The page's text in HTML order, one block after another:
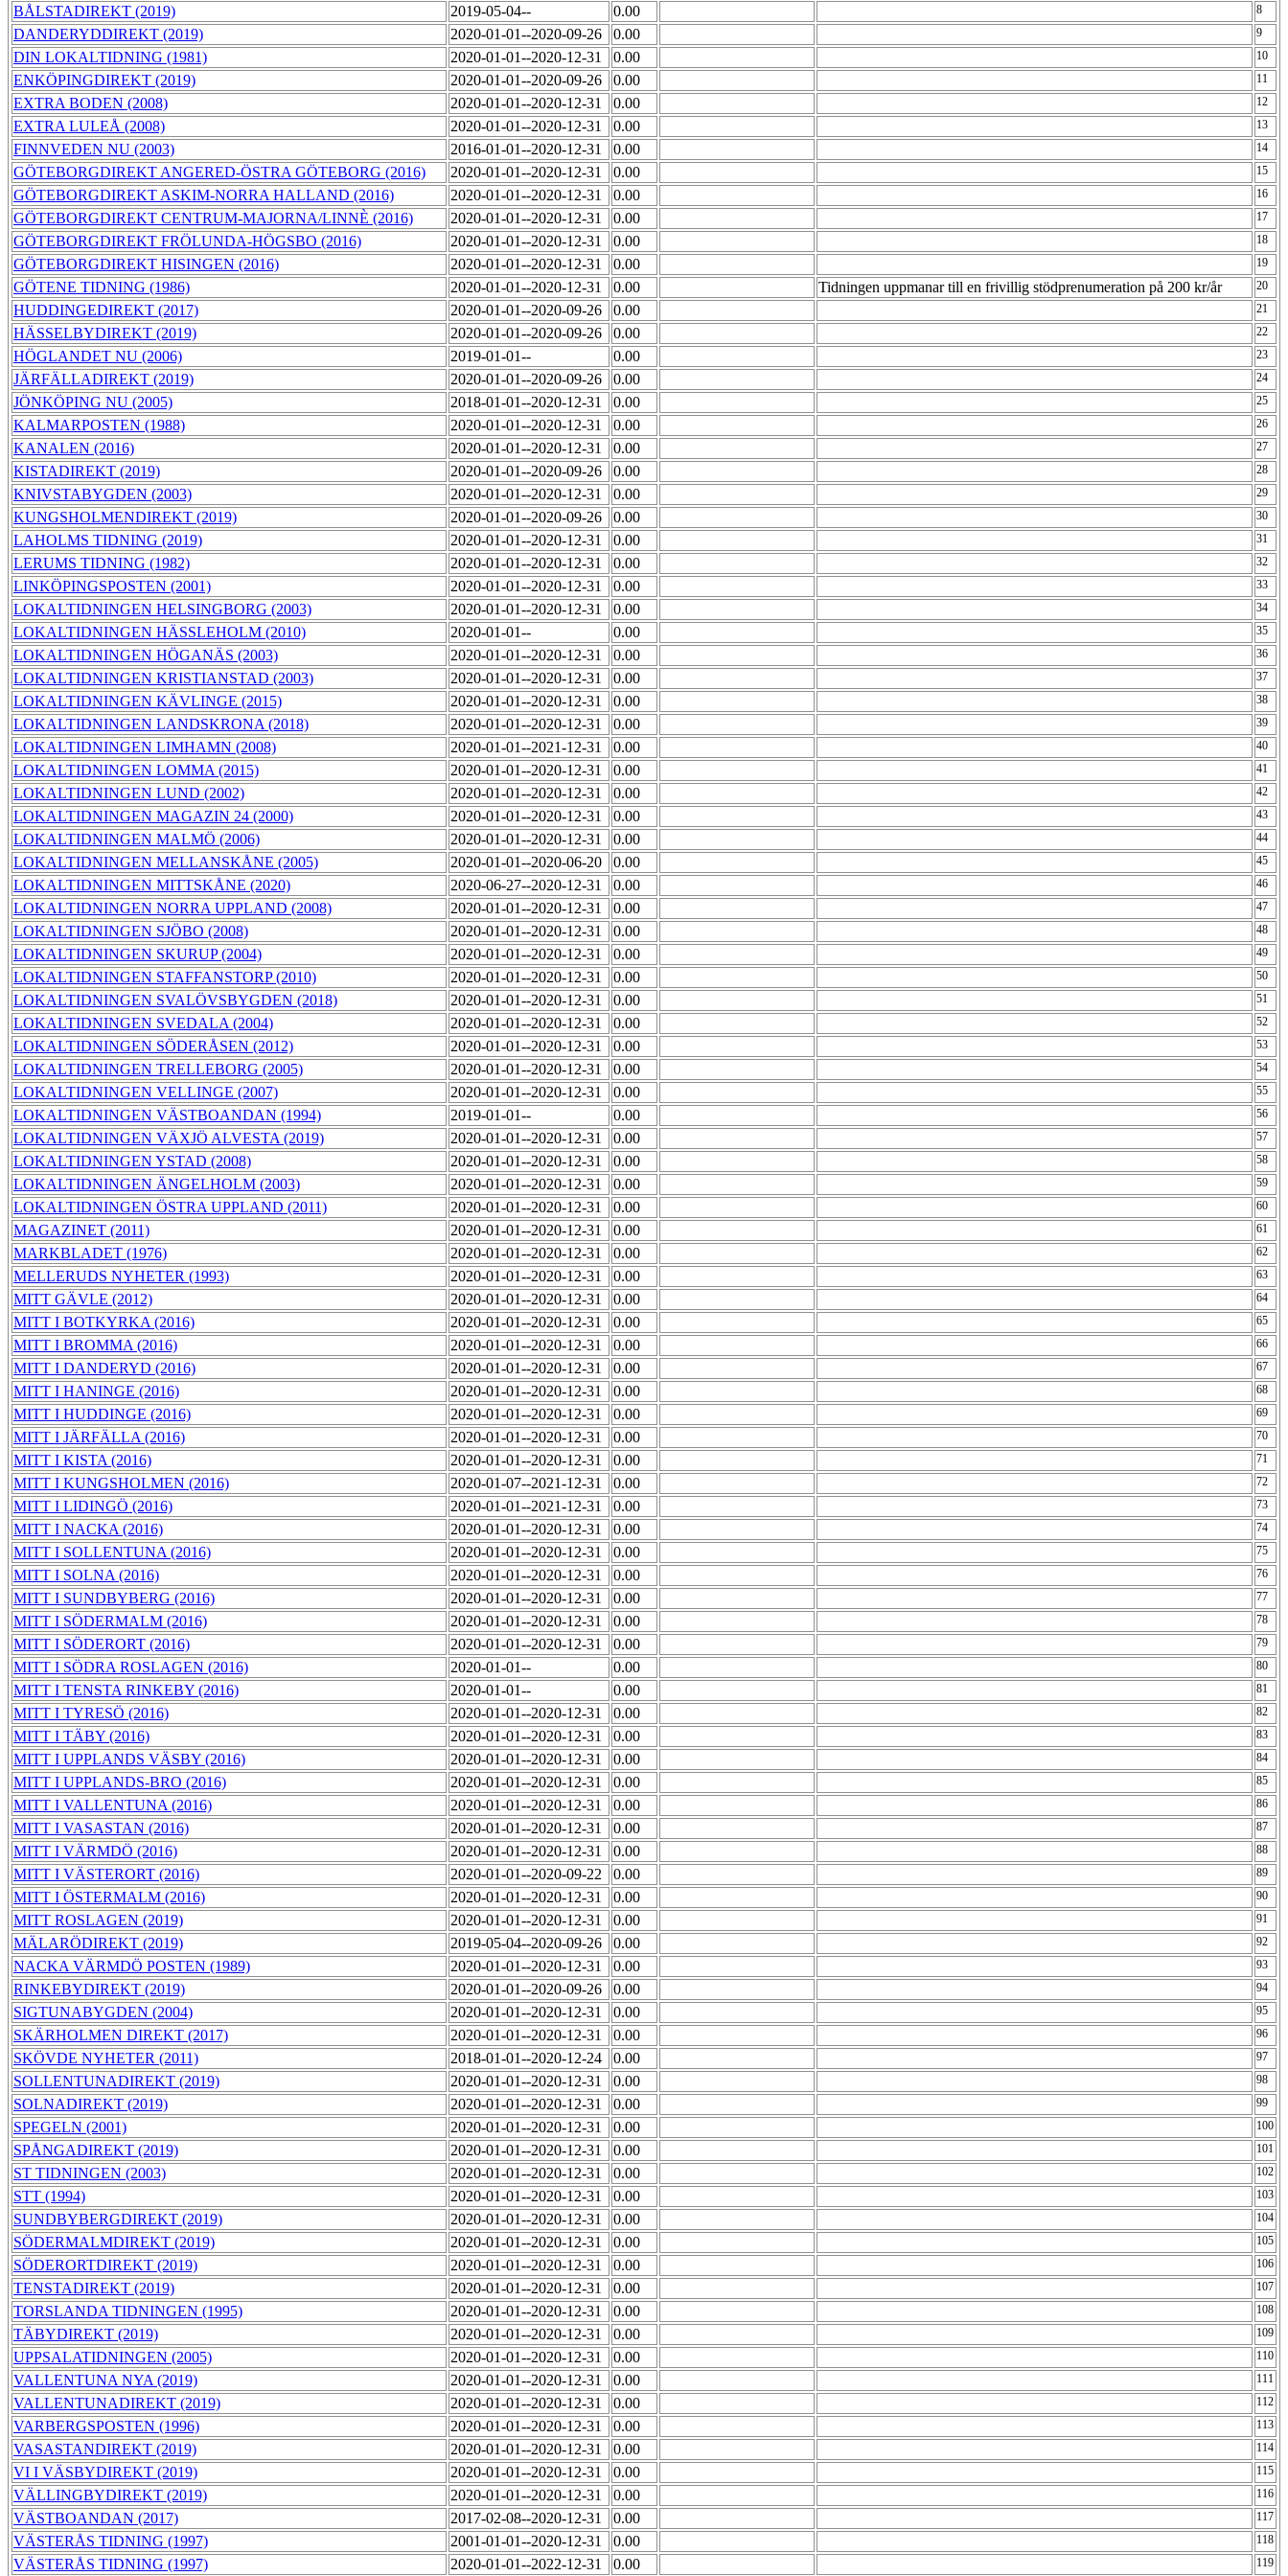
BÅLSTADIREKT (2019) 2019-05-04-- 0.00 8
DANDERYDDIREKT (2019) 2020-01-01--2020-09-26 0.00 9
DIN LOKALTIDNING (1981) 2020-01-01--2020-12-31 0.00 10
ENKÖPINGDIREKT (2019) 2020-01-01--2020-09-26 0.00 11
EXTRA BODEN (2008) 2020-01-01--2020-12-31 0.00 12
EXTRA LULEÅ (2008) 2020-01-01--2020-12-31 0.00 13
FINNVEDEN NU (2003) 2016-01-01--2020-12-31 0.00 14
GÖTEBORGDIREKT ANGERED-ÖSTRA GÖTEBORG (2016) 2020-01-01--2020-12-31 0.00 15
GÖTEBORGDIREKT ASKIM-NORRA HALLAND (2016) 2020-01-01--2020-12-31 0.00 16
GÖTEBORGDIREKT CENTRUM-MAJORNA/LINNÈ (2016) 2020-01-01--2020-12-31 0.00 17
GÖTEBORGDIREKT FRÖLUNDA-HÖGSBO (2016) 2020-01-01--2020-12-31 0.00 18
GÖTEBORGDIREKT HISINGEN (2016) 2020-01-01--2020-12-31 0.00 19
GÖTENE TIDNING (1986) 2020-01-01--2020-12-31 0.00 Tidningen uppmanar till en frivillig stödprenumeration på 200 kr/år 20
HUDDINGEDIREKT (2017) 2020-01-01--2020-09-26 0.00 21
HÄSSELBYDIREKT (2019) 2020-01-01--2020-09-26 0.00 22
HÖGLANDET NU (2006) 2019-01-01-- 0.00 23
JÄRFÄLLADIREKT (2019) 2020-01-01--2020-09-26 0.00 24
JÖNKÖPING NU (2005) 2018-01-01--2020-12-31 0.00 25
KALMARPOSTEN (1988) 2020-01-01--2020-12-31 0.00 26
KANALEN (2016) 2020-01-01--2020-12-31 0.00 27
KISTADIREKT (2019) 2020-01-01--2020-09-26 0.00 28
KNIVSTABYGDEN (2003) 2020-01-01--2020-12-31 0.00 29
KUNGSHOLMENDIREKT (2019) 2020-01-01--2020-09-26 0.00 30
LAHOLMS TIDNING (2019) 2020-01-01--2020-12-31 0.00 31
LERUMS TIDNING (1982) 2020-01-01--2020-12-31 0.00 32
LINKÖPINGSPOSTEN (2001) 2020-01-01--2020-12-31 0.00 33
LOKALTIDNINGEN HELSINGBORG (2003) 2020-01-01--2020-12-31 0.00 34
LOKALTIDNINGEN HÄSSLEHOLM (2010) 2020-01-01-- 0.00 35
LOKALTIDNINGEN HÖGANÄS (2003) 2020-01-01--2020-12-31 0.00 36
LOKALTIDNINGEN KRISTIANSTAD (2003) 2020-01-01--2020-12-31 0.00 37
LOKALTIDNINGEN KÄVLINGE (2015) 2020-01-01--2020-12-31 0.00 38
LOKALTIDNINGEN LANDSKRONA (2018) 2020-01-01--2020-12-31 0.00 39
LOKALTIDNINGEN LIMHAMN (2008) 2020-01-01--2021-12-31 0.00 40
LOKALTIDNINGEN LOMMA (2015) 2020-01-01--2020-12-31 0.00 41
LOKALTIDNINGEN LUND (2002) 2020-01-01--2020-12-31 0.00 42
LOKALTIDNINGEN MAGAZIN 24 (2000) 2020-01-01--2020-12-31 0.00 43
LOKALTIDNINGEN MALMÖ (2006) 2020-01-01--2020-12-31 0.00 44
LOKALTIDNINGEN MELLANSKÅNE (2005) 2020-01-01--2020-06-20 0.00 45
LOKALTIDNINGEN MITTSKÅNE (2020) 2020-06-27--2020-12-31 0.00 46
LOKALTIDNINGEN NORRA UPPLAND (2008) 2020-01-01--2020-12-31 0.00 47
LOKALTIDNINGEN SJÖBO (2008) 2020-01-01--2020-12-31 0.00 48
LOKALTIDNINGEN SKURUP (2004) 2020-01-01--2020-12-31 0.00 49
LOKALTIDNINGEN STAFFANSTORP (2010) 2020-01-01--2020-12-31 0.00 50
LOKALTIDNINGEN SVALÖVSBYGDEN (2018) 2020-01-01--2020-12-31 0.00 51
LOKALTIDNINGEN SVEDALA (2004) 2020-01-01--2020-12-31 0.00 52
LOKALTIDNINGEN SÖDERÅSEN (2012) 2020-01-01--2020-12-31 0.00 53
LOKALTIDNINGEN TRELLEBORG (2005) 2020-01-01--2020-12-31 0.00 54
LOKALTIDNINGEN VELLINGE (2007) 2020-01-01--2020-12-31 0.00 55
LOKALTIDNINGEN VÄSTBOANDAN (1994) 2019-01-01-- 0.00 56
LOKALTIDNINGEN VÄXJÖ ALVESTA (2019) 2020-01-01--2020-12-31 0.00 57
LOKALTIDNINGEN YSTAD (2008) 2020-01-01--2020-12-31 0.00 58
LOKALTIDNINGEN ÄNGELHOLM (2003) 2020-01-01--2020-12-31 0.00 59
LOKALTIDNINGEN ÖSTRA UPPLAND (2011) 2020-01-01--2020-12-31 0.00 60
MAGAZINET (2011) 2020-01-01--2020-12-31 0.00 61
MARKBLADET (1976) 2020-01-01--2020-12-31 0.00 62
MELLERUDS NYHETER (1993) 2020-01-01--2020-12-31 0.00 63
MITT GÄVLE (2012) 2020-01-01--2020-12-31 0.00 64
MITT I BOTKYRKA (2016) 2020-01-01--2020-12-31 0.00 65
MITT I BROMMA (2016) 2020-01-01--2020-12-31 0.00 66
MITT I DANDERYD (2016) 2020-01-01--2020-12-31 0.00 67
MITT I HANINGE (2016) 2020-01-01--2020-12-31 0.00 68
MITT I HUDDINGE (2016) 2020-01-01--2020-12-31 0.00 69
MITT I JÄRFÄLLA (2016) 2020-01-01--2020-12-31 0.00 70
MITT I KISTA (2016) 2020-01-01--2020-12-31 0.00 71
MITT I KUNGSHOLMEN (2016) 2020-01-07--2021-12-31 0.00 72
MITT I LIDINGÖ (2016) 2020-01-01--2021-12-31 0.00 73
MITT I NACKA (2016) 2020-01-01--2020-12-31 0.00 74
MITT I SOLLENTUNA (2016) 2020-01-01--2020-12-31 0.00 75
MITT I SOLNA (2016) 2020-01-01--2020-12-31 0.00 76
MITT I SUNDBYBERG (2016) 2020-01-01--2020-12-31 0.00 77
MITT I SÖDERMALM (2016) 2020-01-01--2020-12-31 0.00 78
MITT I SÖDERORT (2016) 2020-01-01--2020-12-31 0.00 79
MITT I SÖDRA ROSLAGEN (2016) 2020-01-01-- 0.00 80
MITT I TENSTA RINKEBY (2016) 2020-01-01-- 0.00 81
MITT I TYRESÖ (2016) 2020-01-01--2020-12-31 0.00 82
MITT I TÄBY (2016) 2020-01-01--2020-12-31 0.00 83
MITT I UPPLANDS VÄSBY (2016) 2020-01-01--2020-12-31 0.00 84
MITT I UPPLANDS-BRO (2016) 2020-01-01--2020-12-31 0.00 85
MITT I VALLENTUNA (2016) 2020-01-01--2020-12-31 0.00 86
MITT I VASASTAN (2016) 2020-01-01--2020-12-31 0.00 87
MITT I VÄRMDÖ (2016) 2020-01-01--2020-12-31 0.00 88
MITT I VÄSTERORT (2016) 2020-01-01--2020-09-22 0.00 89
MITT I ÖSTERMALM (2016) 2020-01-01--2020-12-31 0.00 90
MITT ROSLAGEN (2019) 2020-01-01--2020-12-31 0.00 91
MÄLARÖDIREKT (2019) 2019-05-04--2020-09-26 0.00 92
NACKA VÄRMDÖ POSTEN (1989) 2020-01-01--2020-12-31 0.00 93
RINKEBYDIREKT (2019) 2020-01-01--2020-09-26 0.00 94
SIGTUNABYGDEN (2004) 2020-01-01--2020-12-31 0.00 95
SKÄRHOLMEN DIREKT (2017) 2020-01-01--2020-12-31 0.00 96
SKÖVDE NYHETER (2011) 2018-01-01--2020-12-24 0.00 97
SOLLENTUNADIREKT (2019) 2020-01-01--2020-12-31 0.00 98
SOLNADIREKT (2019) 2020-01-01--2020-12-31 0.00 99
SPEGELN (2001) 2020-01-01--2020-12-31 0.00 100
SPÅNGADIREKT (2019) 2020-01-01--2020-12-31 0.00 101
ST TIDNINGEN (2003) 2020-01-01--2020-12-31 0.00 102
STT (1994) 2020-01-01--2020-12-31 0.00 103
SUNDBYBERGDIREKT (2019) 2020-01-01--2020-12-31 0.00 104
SÖDERMALMDIREKT (2019) 2020-01-01--2020-12-31 0.00 105
SÖDERORTDIREKT (2019) 2020-01-01--2020-12-31 0.00 106
TENSTADIREKT (2019) 2020-01-01--2020-12-31 0.00 107
TORSLANDA TIDNINGEN (1995) 2020-01-01--2020-12-31 0.00 108
TÄBYDIREKT (2019) 2020-01-01--2020-12-31 0.00 109
UPPSALATIDNINGEN (2005) 2020-01-01--2020-12-31 0.00 110
VALLENTUNA NYA (2019) 2020-01-01--2020-12-31 0.00 111
VALLENTUNADIREKT (2019) 2020-01-01--2020-12-31 0.00 112
VARBERGSPOSTEN (1996) 2020-01-01--2020-12-31 0.00 113
VASASTANDIREKT (2019) 2020-01-01--2020-12-31 0.00 114
VI I VÄSBYDIREKT (2019) 2020-01-01--2020-12-31 0.00 115
VÄLLINGBYDIREKT (2019) 2020-01-01--2020-12-31 0.00 116
VÄSTBOANDAN (2017) 2017-02-08--2020-12-31 0.00 117
VÄSTERÅS TIDNING (1997) 2001-01-01--2020-12-31 0.00 118
VÄSTERÅS TIDNING (1997) 2020-01-01--2022-12-31 0.00 119